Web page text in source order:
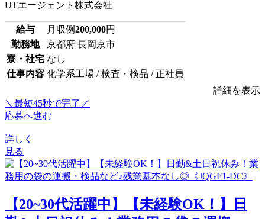
UTエージェント株式会社
給与 月収例200,000円
勤務地
京都府 長岡京市
寮・社宅 なし
仕事内容 化学系工場 / 検査・検品 / 正社員
詳細を表示
＼最短45秒で完了／
応募へ進む
詳しく
見る
【20~30代活躍中】【未経験OK！】日